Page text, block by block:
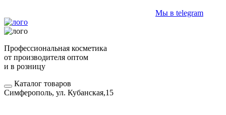
Мы в telegram
Профессиональная косметика
от производителя оптом
и в розницу
Каталог товаров
Симферополь, ул. Кубанская,15